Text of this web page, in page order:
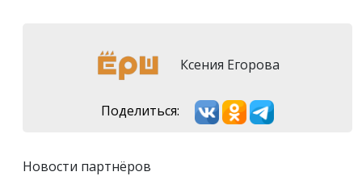
Ксения Егорова
Поделиться:
Новости партнёров